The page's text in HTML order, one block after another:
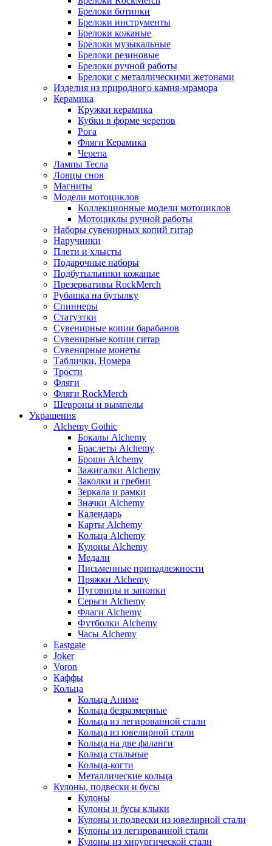
Брелоки ботинки
Брелоки инструменты
Брелоки кожаные
Брелоки музыкальные
Брелоки резиновые
Брелоки ручной работы
Брелоки с металлическими жетонами
Изделия из природного камня-мрамора
Керамика
Кружки керамика
Кубки в форме черепов
Рога
Фляги Керамика
Черепа
Лампы Тесла
Ловцы снов
Магниты
Модели мотоциклов
Коллекционные модели мотоциклов
Мотоциклы ручной работы
Наборы сувенирных копий гитар
Наручники
Плети и хлысты
Подарочные наборы
Подбутыльники кожаные
Презервативы RockMerch
Рубашка на бутылку
Спиннеры
Статуэтки
Сувенирные копии барабанов
Сувенирные копии гитар
Сувенирные монеты
Таблички, Номера
Трости
Фляги
Фляги RockMerch
Шевроны и вымпелы
Украшения
Alchemy Gothic
Бокалы Alchemy
Браслеты Alchemy
Броши Alchemy
Зажигалки Alchemy
Заколки и гребни
Зеркала и рамки
Значки Alchemy
Календарь
Карты Alchemy
Кольца Alchemy
Кулоны Alchemy
Медали
Письменные принадлежности
Пряжки Alchemy
Пуговицы и запонки
Серьги Alchemy
Флаги Alchemy
Футболки Alchemy
Часы Alchemy
Eastgate
Joker
Voron
Каффы
Кольца
Кольца Аниме
Кольца безразмерные
Кольца из легированной стали
Кольца из ювелирной стали
Кольца на две фаланги
Кольца стальные
Кольца-когти
Металлические кольца
Кулоны, подвески и бусы
Кулоны
Кулоны и бусы клыки
Кулоны и подвески из ювелирной стали
Кулоны из легированной стали
Кулоны из хирургической стали